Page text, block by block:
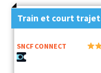
Train et court
SNCF CONNECT